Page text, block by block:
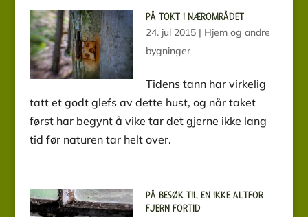
PÅ TOKT I NÆROMRÅDET
24. jul 2015| Hjem og andre
bygninger
Tidens tann har virkelig
tatt et godt glefs av dette hust, og når taket
først har begynt å vike tar det gjerne ikke lang
tid før naturen tar helt over.
PÅ BESØK TIL EN IKKE ALTFOR
FJERN FORTID